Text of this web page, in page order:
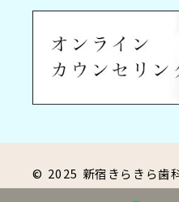
© 2025 新宿きらきら